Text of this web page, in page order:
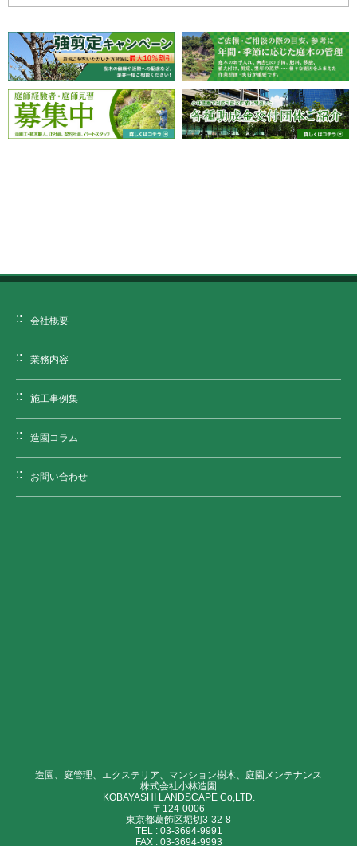
会社概要
業務内容
施工事例集
造園コラム
お問い合わせ
造園、庭管理、エクステリア、マンション樹木、庭園メンテナンス
株式会社小林造園
KOBAYASHI LANDSCAPE Co,LTD.
〒124-0006
東京都葛飾区堀切3-32-8
TEL : 03-3694-9991
FAX : 03-3694-9993